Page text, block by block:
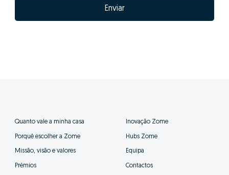
Enviar
Quanto vale a minha casa
Porquê escolher a Zome
Missão, visão e valores
Prémios
Inovação Zome
Hubs Zome
Equipa
Contactos